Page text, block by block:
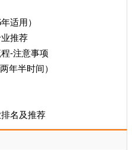
适用）‌
推荐
-注意事项
年半时间）
名及推荐